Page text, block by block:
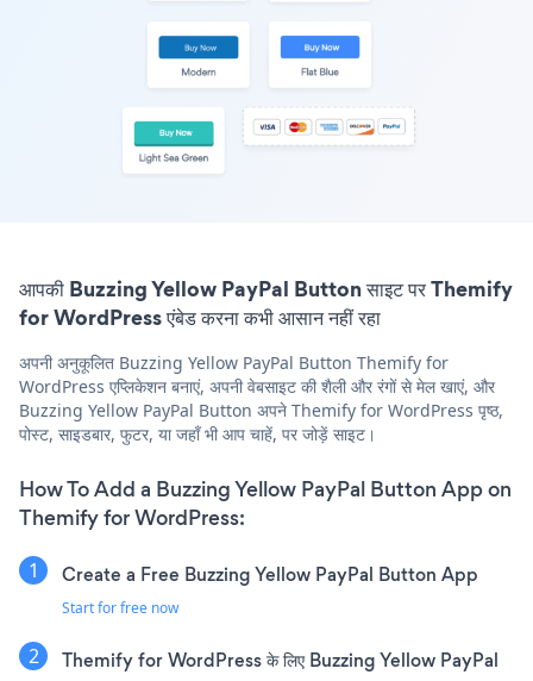
आपकी Buzzing Yellow PayPal Button साइट पर Themify
for WordPress एंबेड करना कभी आसान नहीं रहा
अपनी अनुकूलित Buzzing Yellow PayPal Button Themify for
WordPress एप्लिकेशन बनाएं, अपनी वेबसाइट की शैली और रंगों से मेल खाएं, और
Buzzing Yellow PayPal Button अपने Themify for WordPress पृष्ठ,
पोस्ट, साइडबार, फुटर, या जहाँ भी आप चाहें, पर जोड़ें साइट।
How To Add a Buzzing Yellow PayPal Button App on
Themify for WordPress:
Create a Free Buzzing Yellow PayPal Button App
Start for free now
Themify for WordPress के लिए Buzzing Yellow PayPal